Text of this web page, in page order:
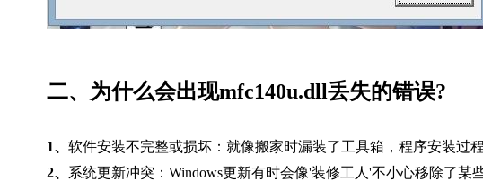
二、为什么会出现mfc140u.dll丢失的错误?
1、 软件安装不完整或损坏：就像搬家时漏装了工具箱，程序安装过
2、 系统更新冲突：Windows更新有时会像'装修工人'不小心移除了某